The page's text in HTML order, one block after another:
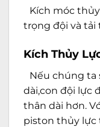
Kích móc
trọng đội và tải
Kích Thủy
Nếu chúng ta
dài,con đội lực
thân dài hơn.
piston thủy lực